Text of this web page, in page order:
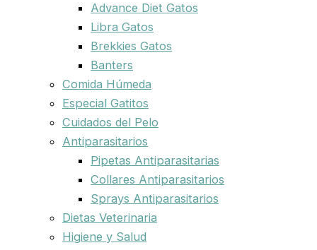
Advance Diet Gatos
Libra Gatos
Brekkies Gatos
Banters
Comida Húmeda
Especial Gatitos
Cuidados del Pelo
Antiparasitarios
Pipetas Antiparasitarias
Collares Antiparasitarios
Sprays Antiparasitarios
Dietas Veterinaria
Higiene y Salud